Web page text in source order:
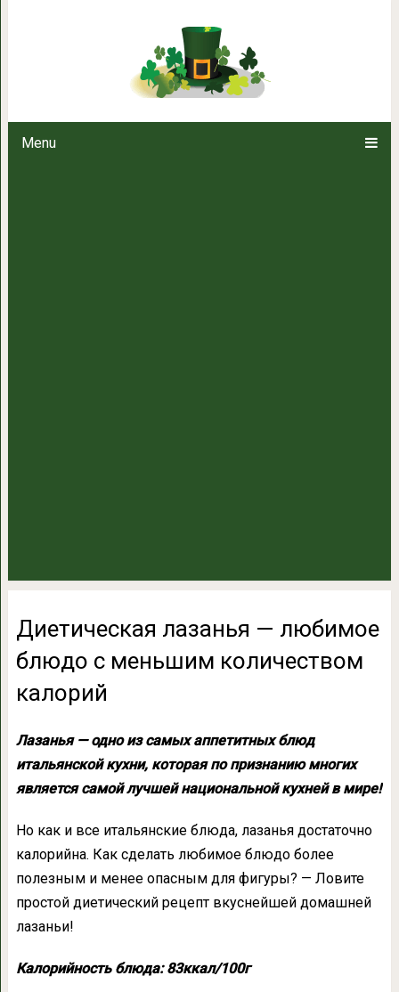
Menu
Диетическая лазанья —
Диетическая лазанья — любимое
блюдо с меньшим количеством
калорий
Лазанья — одно из самых аппетитных блюд
итальянской кухни, которая по признанию многих
является самой лучшей национальной кухней в мире!
Но как и все итальянские блюда, лазанья достаточно
калорийна. Как сделать любимое блюдо более
полезным и менее опасным для фигуры? — Ловите
простой диетический рецепт вкуснейшей домашней
лазаньи!
Калорийность блюда: 83ккал/100г